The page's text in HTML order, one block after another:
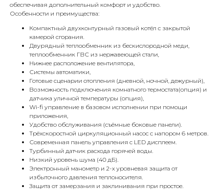
обеспечивая дополнительный комфорт и удобство.
Особенности и преимущества:
Компактный двухконтурный газовый котёл с закрытой
камерой сгорания.
Двурядный теплообменник из бескислородной меди,
теплообменник ГВС из нержавеющей стали,
Нижнее расположение вентилятора,
Системы автоматики,
Готовые сценарии отопления (дневной, ночной, дежурный),
Возможность подключения комнатного термостата(опция) и
датчика уличной температуры (опция),
Wi-fi управление в базовом исполнении при помощи
приложения,
Удобство обслуживания (съёмные боковые панели).
Трёхскоростной циркуляционный насос с напором 6 метров.
Современная панель управления с LED дисплеем.
Турбинный датчик расхода горячей воды.
Низкий уровень шума (40 дБ).
Электронный манометр и 2-х уровневая защита от
избыточного давления теплоносителя.
Защита от замерзания и заклинивания при простое.
КОНТАКТЫ